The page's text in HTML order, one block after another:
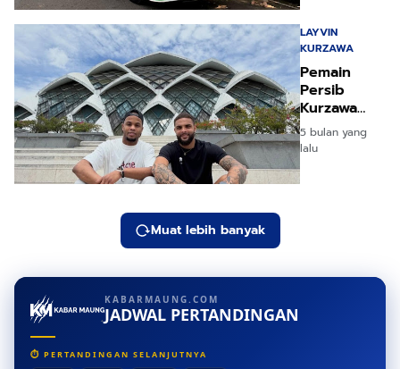
Murah
Meriah!
LAYVIN
KURZAWA
Pemain
Persib
Kurzawa
Kaget
Masjid Al
5 bulan yang
lalu
Muat lebih banyak
KABARMAUNG.COM
JADWAL PERTANDINGAN
⏱ PERTANDINGAN SELANJUTNYA